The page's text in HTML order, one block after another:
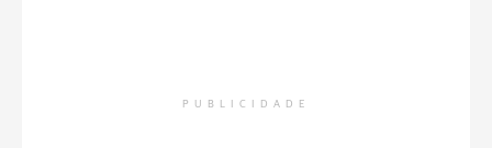
PUBLICIDADE